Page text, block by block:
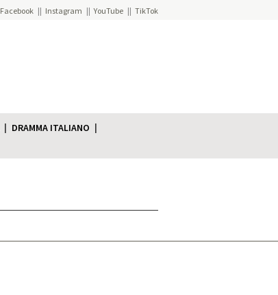
Facebook Instagram YouTube TikTok
DRAMMA ITALIANO